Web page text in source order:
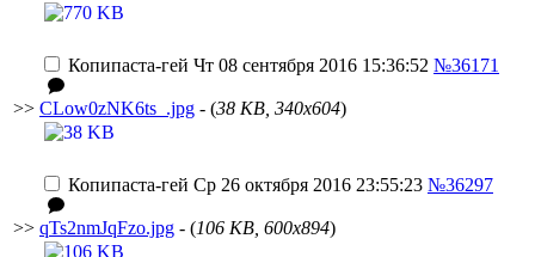
>>
Копипаста-гей Чт 08 сентября 2016 15:36:52 №36171
CLow0zNK6ts_.jpg - (38 KB, 340x604)
>>
Копипаста-гей Ср 26 октября 2016 23:55:23 №36297
qTs2nmJqFzo.jpg - (106 KB, 600x894)